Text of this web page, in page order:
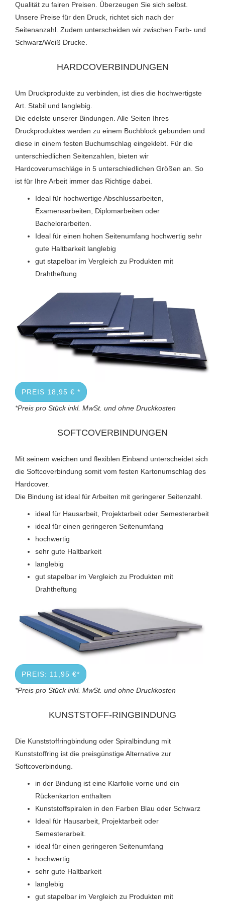
Qualität zu fairen Preisen. Überzeugen Sie sich selbst.
Unsere Preise für den Druck, richtet sich nach der
Seitenanzahl. Zudem unterscheiden wir zwischen Farb- und
Schwarz/Weiß Drucke.
HARDCOVERBINDUNGEN
Um Druckprodukte zu verbinden, ist dies die hochwertigste
Art. Stabil und langlebig.
Die edelste unserer Bindungen. Alle Seiten Ihres
Druckproduktes werden zu einem Buchblock gebunden und
diese in einem festen Buchumschlag eingeklebt. Für die
unterschiedlichen Seitenzahlen, bieten wir
Hardcoverumschläge in 5 unterschiedlichen Größen an. So
ist für Ihre Arbeit immer das Richtige dabei.
Ideal für hochwertige Abschlussarbeiten,
Examensarbeiten, Diplomarbeiten oder
Bachelorarbeiten.
Ideal für einen hohen Seitenumfang hochwertig sehr
gute Haltbarkeit langlebig
gut stapelbar im Vergleich zu Produkten mit
Drahtheftung
PREIS 18,95 € *
*Preis pro Stück inkl. MwSt. und ohne Druckkosten
SOFTCOVERBINDUNGEN
Mit seinem weichen und flexiblen Einband unterscheidet sich
die Softcoverbindung somit vom festen Kartonumschlag des
Hardcover.
Die Bindung ist ideal für Arbeiten mit geringerer Seitenzahl.
ideal für Hausarbeit, Projektarbeit oder Semesterarbeit
ideal für einen geringeren Seitenumfang
hochwertig
sehr gute Haltbarkeit
langlebig
gut stapelbar im Vergleich zu Produkten mit
Drahtheftung
PREIS: 11,95 €*
*Preis pro Stück inkl. MwSt. und ohne Druckkosten
KUNSTSTOFF-RINGBINDUNG
Die Kunststoffringbindung oder Spiralbindung mit
Kunststoffring ist die preisgünstige Alternative zur
Softcoverbindung.
in der Bindung ist eine Klarfolie vorne und ein
Rückenkarton enthalten
Kunststoffspiralen in den Farben Blau oder Schwarz
Ideal für Hausarbeit, Projektarbeit oder
Semesterarbeit.
ideal für einen geringeren Seitenumfang
hochwertig
sehr gute Haltbarkeit
langlebig
gut stapelbar im Vergleich zu Produkten mit